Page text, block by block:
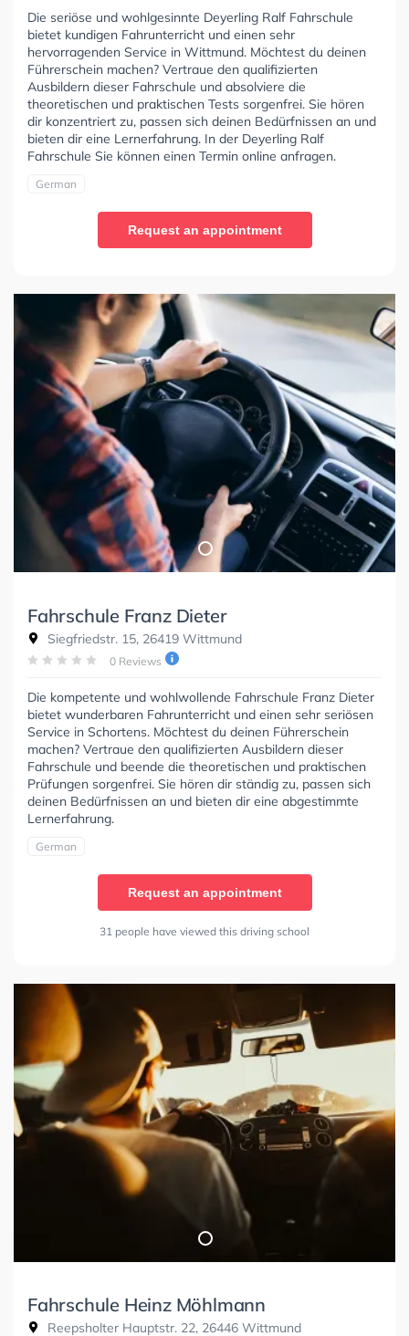
Die seriöse und wohlgesinnte Deyerling Ralf Fahrschule
bietet kundigen Fahrunterricht und einen sehr
hervorragenden Service in Wittmund. Möchtest du deinen
Führerschein machen? Vertraue den qualifizierten
Ausbildern dieser Fahrschule und absolviere die
theoretischen und praktischen Tests sorgenfrei. Sie hören
dir konzentriert zu, passen sich deinen Bedürfnissen an und
bieten dir eine Lernerfahrung. In der Deyerling Ralf
Fahrschule Sie können einen Termin online anfragen.
German
Request an appointment
Fahrschule Franz Dieter
Siegfriedstr. 15, 26419 Wittmund
0 Reviews
Die kompetente und wohlwollende Fahrschule Franz Dieter
bietet wunderbaren Fahrunterricht und einen sehr seriösen
Service in Schortens. Möchtest du deinen Führerschein
machen? Vertraue den qualifizierten Ausbildern dieser
Fahrschule und beende die theoretischen und praktischen
Prüfungen sorgenfrei. Sie hören dir ständig zu, passen sich
deinen Bedürfnissen an und bieten dir eine abgestimmte
Lernerfahrung.
German
Request an appointment
31 people have viewed this driving school
Fahrschule Heinz Möhlmann
Reepsholter Hauptstr. 22, 26446 Wittmund